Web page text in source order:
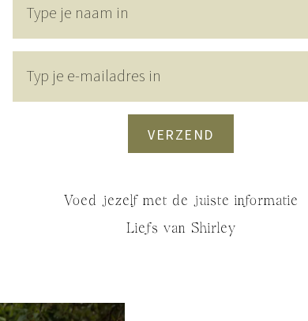
VERZEND
Voed jezelf met de juiste informatie
Liefs van Shirley